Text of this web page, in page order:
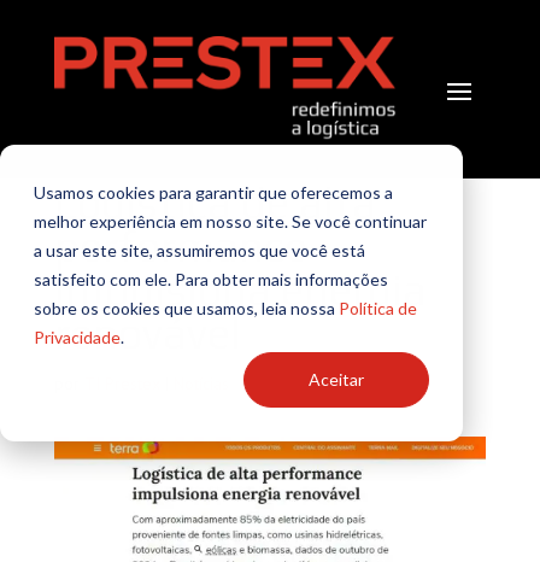
Usamos cookies para garantir que oferecemos a
melhor experiência em nosso site. Se você continuar
a usar este site, assumiremos que você está
satisfeito com ele. Para obter mais informações
sobre os cookies que usamos, leia nossa Política de
Privacidade.
Aceitar
Logística de alta
performance
impulsiona energia
renovável